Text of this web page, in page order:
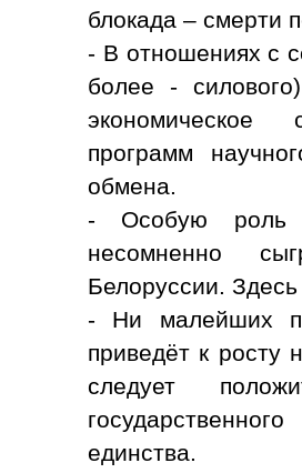
блокада – смерти
- В отношениях с
более -
экономическое
программ
обмена.
- Особую роль
несомненно
Белоруссии.
- Ни малейших
приведёт к росту
следует
единства.